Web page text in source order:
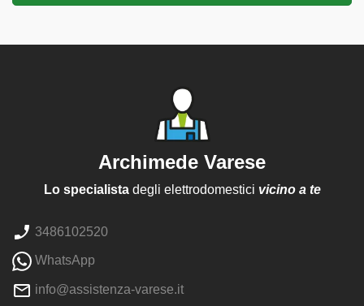
Archimede Varese
Lo specialistadegli elettrodomestici vicino a te
3486102520
WhatsApp
info@assistenza-varese.it